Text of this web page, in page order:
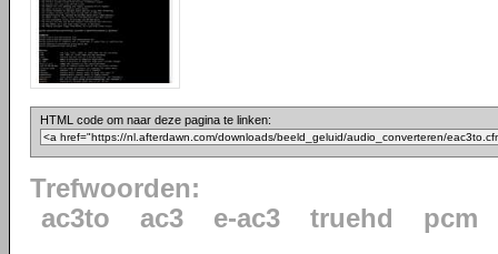
HTML code om naar deze pagina te linken:
Trefwoorden:
ac3to
ac3 e-ac3 truehd pcm